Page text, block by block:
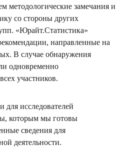
методологические замечания и
со стороны других
«Юрайт.Статистика»
направленные на
В случае обнаружения
одновременно
участников.
исследователей
которым мы готовы
сведения для
деятельности.